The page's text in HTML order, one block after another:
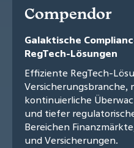
Compendor
Galaktische
RegTech-Lösungen
Effiziente RegTech-
Versicherungsbranche,
kontinuierliche
und tiefer
Bereichen
und Versicherungen.